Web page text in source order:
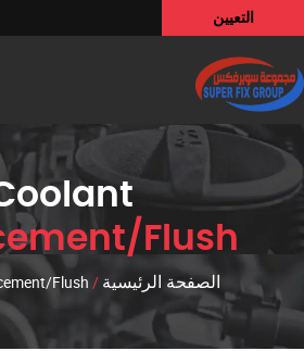
التعيين
Flush
الصفحة الرئيسية /
Flush